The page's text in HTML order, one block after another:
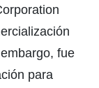
fue
para